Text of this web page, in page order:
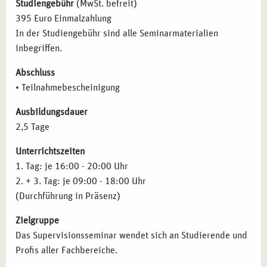
Sozialarbeiter*innen und Berater*innen
berufliche Reflexion stärken möchten.
Coach*innen und Führungskräfte
Pädagog*innen und Lehrkräfte
systematischen Reflexionsmethoden weiterentwickeln
Psychotherapeut*innen und psychologische Fachkräfte
die Supervision als Instrument zur Qualitätssicherung
einsetzen möchten.
Berufseinsteiger*innen und Studierende
professioneller Selbstreflexion vertraut machen
möchten.
SUPERVISION ALS WEGWEISER FÜR
LANGFRISTIGEN ERFOLG IM BERUF
Studiengebühr (MwSt. befreit)
395 Euro Einmalzahlung
In der Studiengebühr sind alle Seminarmaterialien
inbegriffen.
Abschluss
• Teilnahmebescheinigung
Ausbildungsdauer
2,5 Tage
Unterrichtszeiten
1. Tag: je 16:00 - 20:00 Uhr
2. + 3. Tag: je 09:00 - 18:00 Uhr
(Durchführung in Präsenz)
Zielgruppe
Das Supervisionsseminar wendet sich an Studierende und
Profis aller Fachbereiche.